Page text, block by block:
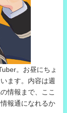
。お昼にちょ
ます。内容は週
情報まで、ここ
報通になれるか